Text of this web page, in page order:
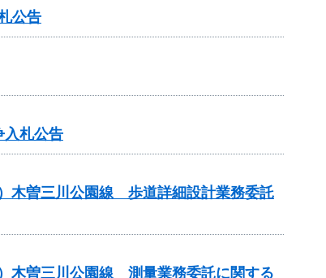
公告
入札公告
木曽三川公園線 歩道詳細設計業務委託
木曽三川公園線 測量業務委託に関する